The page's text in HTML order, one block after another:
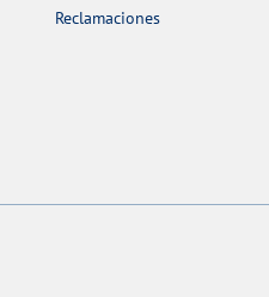
Reclamaciones